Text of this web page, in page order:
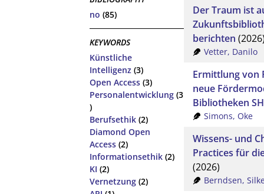
no (85)
KEYWORDS
Künstliche
Intelligenz (3)
Open Access (3)
Personalentwicklung (3
)
Berufsethik (2)
Diamond Open
Access (2)
Informationsethik (2)
KI (2)
Vernetzung (2)
Der Traum ist
berichten
Vetter, Danilo
Ermittlung von
neue
Bibliotheken SH
Simons, Oke
Wissens- und
Practices für
(2026)
Berndsen,